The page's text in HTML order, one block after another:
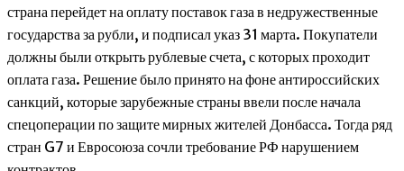
страна перейдет на оплату поставок газа в недружественные
государства за рубли, и подписал указ 31 марта. Покупатели
должны были открыть рублевые счета, с которых проходит
оплата газа. Решение было принято на фоне антироссийских
санкций, которые зарубежные страны ввели после начала
спецоперации по защите мирных жителей Донбасса. Тогда ряд
стран G7 и Евросоюза сочли требование РФ нарушением